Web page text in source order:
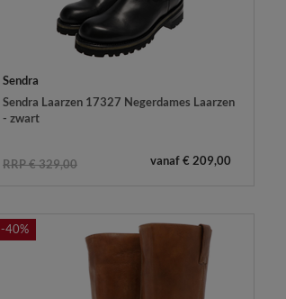
Sendra
Sendra Laarzen 17327 Negerdames Laarzen
- zwart
RRP € 329,00 vanaf € 209,00
-40%